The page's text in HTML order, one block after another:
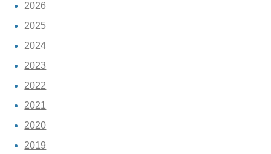
2026
2025
2024
2023
2022
2021
2020
2019